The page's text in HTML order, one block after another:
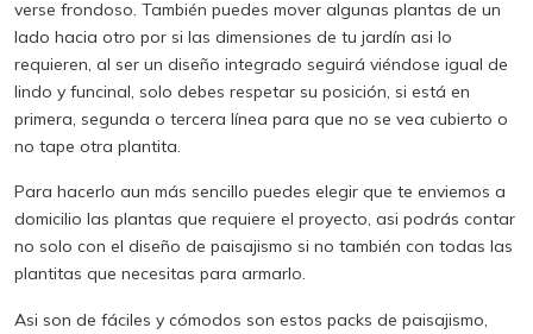
verse frondoso. También puedes mover algunas plantas de un
lado hacia otro por si las dimensiones de tu jardín asi lo
requieren, al ser un diseño integrado seguirá viéndose igual de
lindo y funcinal, solo debes respetar su posición, si está en
primera, segunda o tercera línea para que no se vea cubierto o
no tape otra plantita.
Para hacerlo aun más sencillo puedes elegir que te enviemos a
domicilio las plantas que requiere el proyecto, asi podrás contar
no solo con el diseño de paisajismo si no también con todas las
plantitas que necesitas para armarlo.
Asi son de fáciles y cómodos son estos packs de paisajismo,